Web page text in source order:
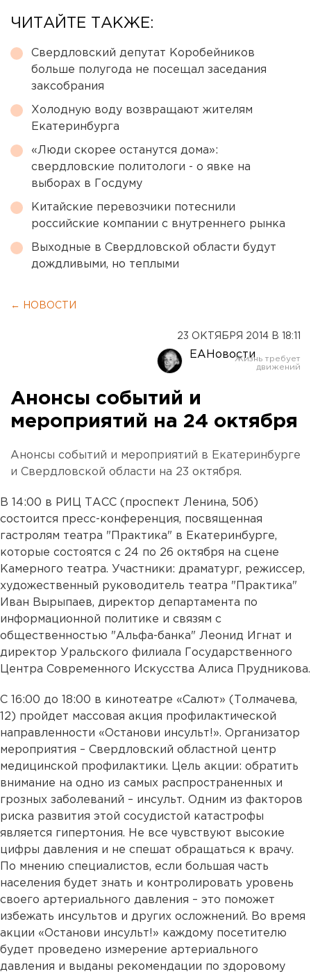
ЧИТАЙТЕ ТАКЖЕ:
Свердловский депутат Коробейников
больше полугода не посещал заседания
заксобрания
Холодную воду возвращают жителям
Екатеринбурга
«Люди скорее останутся дома»:
свердловские политологи - о явке на
выборах в Госдуму
Китайские перевозчики потеснили
российские компании с внутреннего рынка
Выходные в Свердловской области будут
дождливыми, но теплыми
← НОВОСТИ
23 ОКТЯБРЯ 2014 В 18:11
ЕАНовости
Анонсы событий и
мероприятий на 24 октября
Анонсы событий и мероприятий в Екатеринбурге
и Свердловской области на 23 октября.
В 14:00 в РИЦ ТАСС (проспект Ленина, 50б)
состоится пресс-конференция, посвященная
гастролям театра "Практика" в Екатеринбурге,
которые состоятся с 24 по 26 октября на сцене
Камерного театра. Участники: драматург, режиссер,
художественный руководитель театра "Практика"
Иван Вырыпаев, директор департамента по
информационной политике и связям с
общественностью "Альфа-банка" Леонид Игнат и
директор Уральского филиала Государственного
Центра Современного Искусства Алиса Прудникова.
С 16:00 до 18:00 в кинотеатре «Салют» (Толмачева,
12) пройдет массовая акция профилактической
направленности «Останови инсульт!». Организатор
мероприятия – Свердловский областной центр
медицинской профилактики. Цель акции: обратить
внимание на одно из самых распространенных и
грозных заболеваний – инсульт. Одним из факторов
риска развития этой сосудистой катастрофы
является гипертония. Не все чувствуют высокие
цифры давления и не спешат обращаться к врачу.
По мнению специалистов, если большая часть
населения будет знать и контролировать уровень
своего артериального давления – это поможет
избежать инсультов и других осложнений. Во время
акции «Останови инсульт!» каждому посетителю
будет проведено измерение артериального
давления и выданы рекомендации по здоровому